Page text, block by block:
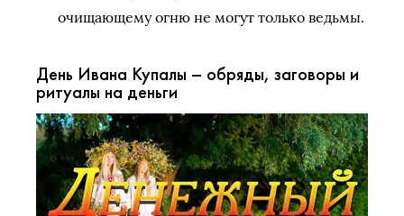
очищающему огню не могут только ведьмы.
День Ивана Купалы – обряды, заговоры и
ритуалы на деньги